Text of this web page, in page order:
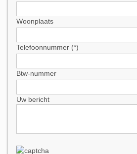
Woonplaats
Telefoonnummer (*)
Btw-nummer
Uw bericht